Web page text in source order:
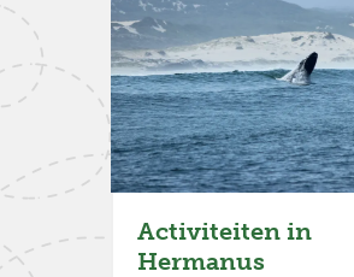
Activiteiten in
Hermanus